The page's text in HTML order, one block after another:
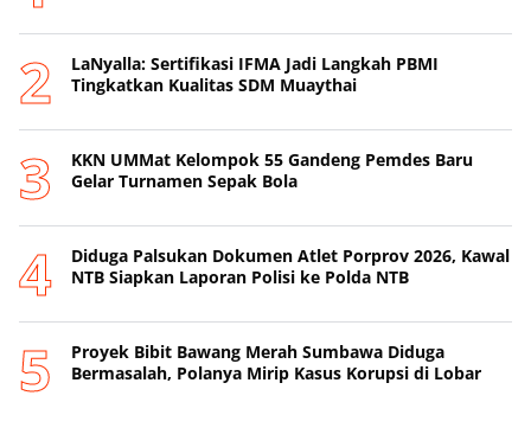
LaNyalla: Sertifikasi IFMA Jadi Langkah PBMI
Tingkatkan Kualitas SDM Muaythai
KKN UMMat Kelompok 55 Gandeng Pemdes Baru
Gelar Turnamen Sepak Bola
Diduga Palsukan Dokumen Atlet Porprov 2026, Kawal
NTB Siapkan Laporan Polisi ke Polda NTB
Proyek Bibit Bawang Merah Sumbawa Diduga
Bermasalah, Polanya Mirip Kasus Korupsi di Lobar